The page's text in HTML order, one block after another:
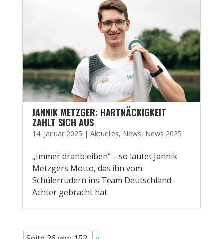
JANNIK METZGER: HARTNÄCKIGKEIT
ZAHLT SICH AUS
14. Januar 2025 | Aktuelles, News, News 2025
„Immer dranbleiben“ – so lautet Jannik
Metzgers Motto, das ihn vom
Schülerrudern ins Team Deutschland-
Achter gebracht hat